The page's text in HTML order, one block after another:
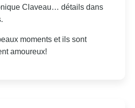
Claveau… détails dans
moments et ils sont
amoureux!